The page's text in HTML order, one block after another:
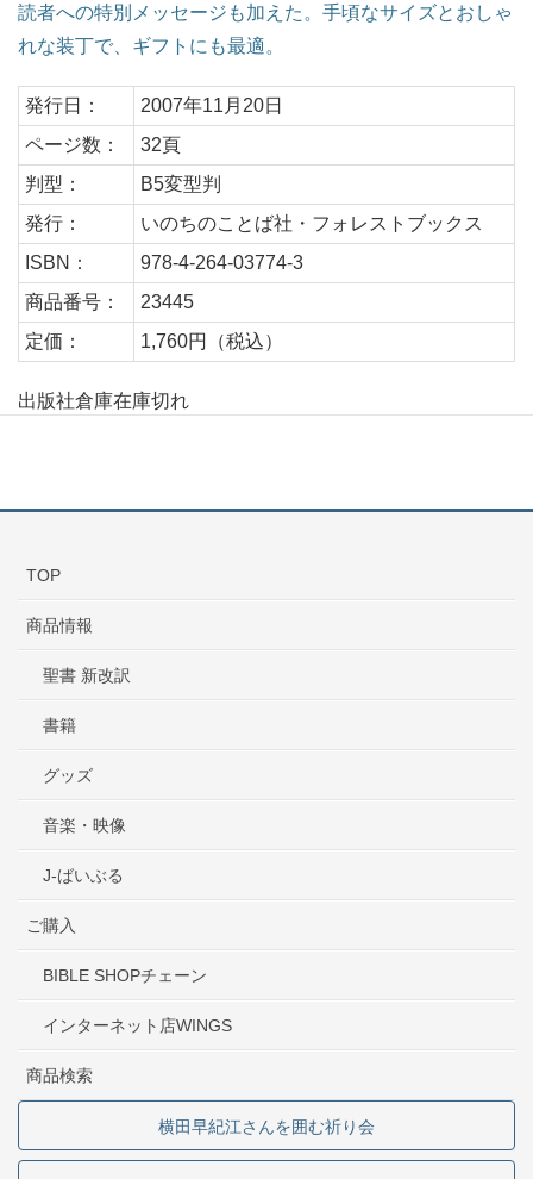
読者への特別メッセージも加えた。手頃なサイズとおしゃ
れな装丁で、ギフトにも最適。
発行日：
2007年11月20日
ページ数：
32頁
判型：
B5変型判
発行：
いのちのことば社・フォレストブックス
ISBN：
978-4-264-03774-3
商品番号：
23445
定価：
1,760円（税込）
出版社倉庫在庫切れ
TOP
商品情報
聖書 新改訳
書籍
グッズ
音楽・映像
J-ばいぶる
ご購入
BIBLE SHOPチェーン
インターネット店WINGS
商品検索
横田早紀江さんを囲む祈り会